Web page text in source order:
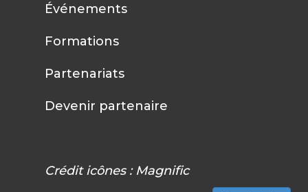
Événements
Formations
Partenariats
Devenir partenaire
Crédit icônes : Magnific